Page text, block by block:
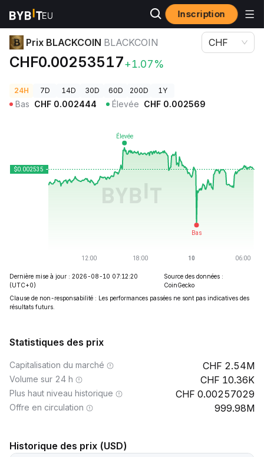
Inscription
Prix des cryptos Prix BLACKCOIN BLACKCOIN
Prix BLACKCOIN BLACKCOIN
CHF0.00253517+1.07%
CHF
24H 7D 14D 30D 60D 200D 1Y
Bas CHF 0.002444 Élevée CHF 0.002569
Dernière mise à jour : 2026-08-10 07:12:20
(UTC+0)
Source des données :
CoinGecko
Clause de non-responsabilité : Les performances passées ne sont pas indicatives des
résultats futurs.
Statistiques des prix
Capitalisation du marché 2.54M
Volume sur 24 h 10.36K
Plus haut niveau historique 0.00257029
Offre en circulation 999.98M
Historique des prix (USD)